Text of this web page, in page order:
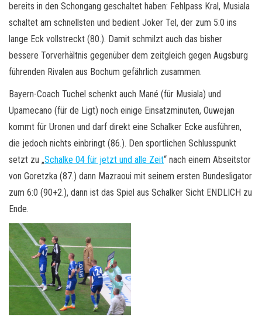
bereits in den Schongang geschaltet haben: Fehlpass Kral, Musiala
schaltet am schnellsten und bedient Joker Tel, der zum 5:0 ins
lange Eck vollstreckt (80.). Damit schmilzt auch das bisher
bessere Torverhältnis gegenüber dem zeitgleich gegen Augsburg
führenden Rivalen aus Bochum gefährlich zusammen.
Bayern-Coach Tuchel schenkt auch Mané (für Musiala) und
Upamecano (für de Ligt) noch einige Einsatzminuten, Ouwejan
kommt für Uronen und darf direkt eine Schalker Ecke ausführen,
die jedoch nichts einbringt (86.). Den sportlichen Schlusspunkt
setzt zu „Schalke 04 für jetzt und alle Zeit“ nach einem Abseitstor
von Goretzka (87.) dann Mazraoui mit seinem ersten Bundesligator
zum 6:0 (90+2.), dann ist das Spiel aus Schalker Sicht ENDLICH zu
Ende.